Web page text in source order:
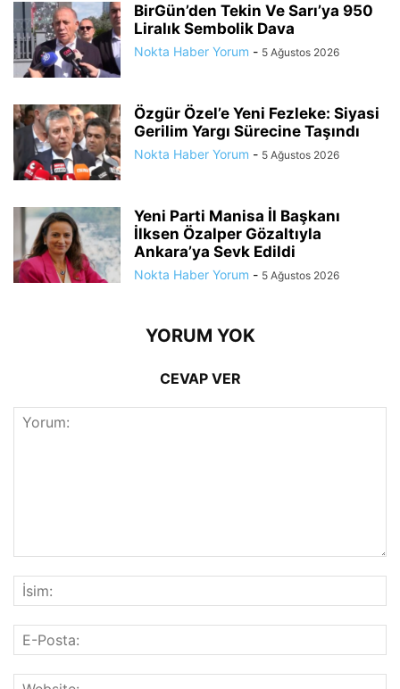
BirGün’den Tekin Ve Sarı’ya 950
Liralık Sembolik Dava
Nokta Haber Yorum - 5 Ağustos 2026
Özgür Özel’e Yeni Fezleke: Siyasi
Gerilim Yargı Sürecine Taşındı
Nokta Haber Yorum - 5 Ağustos 2026
Yeni Parti Manisa İl Başkanı
İlksen Özalper Gözaltıyla
Ankara’ya Sevk Edildi
Nokta Haber Yorum - 5 Ağustos 2026
YORUM YOK
CEVAP VER